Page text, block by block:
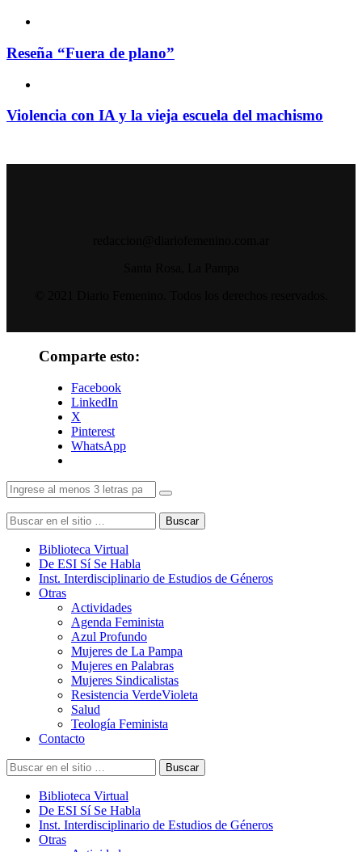
Reseña “Fuera de plano”
Violencia con IA y la vieja escuela del machismo
Comparte esto:
Facebook
LinkedIn
X
Pinterest
WhatsApp
Buscar
Biblioteca Virtual
De ESI Sí Se Habla
Inst. Interdisciplinario de Estudios de Géneros
Otras
Actividades
Agenda Feminista
Azul Profundo
Mujeres de La Pampa
Mujeres en Palabras
Mujeres Sindicalistas
Resistencia VerdeVioleta
Salud
Teología Feminista
Contacto
Buscar
Biblioteca Virtual
De ESI Sí Se Habla
Inst. Interdisciplinario de Estudios de Géneros
Otras